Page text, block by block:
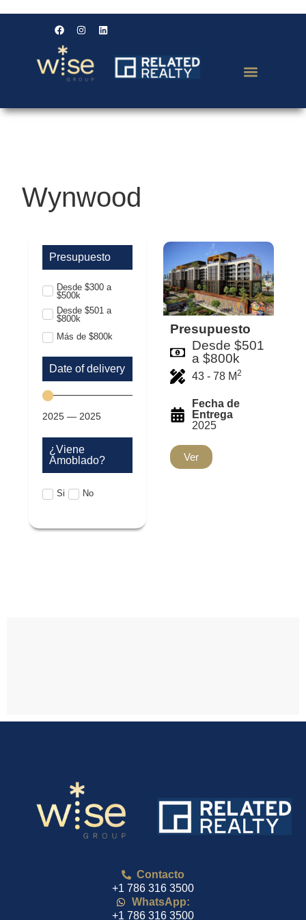
Wynwood
Presupuesto
Desde $300 a
$500k
Desde $501 a
$800k
Más de $800k
Date of delivery
2025 —2025
¿Viene
Amoblado?
Si No
Presupuesto
Desde $501
a $800k
43 - 78 M2
Fecha de
Entrega
2025
Ver
Contacto
+1 786 316 3500
WhatsApp:
+1 786 316 3500